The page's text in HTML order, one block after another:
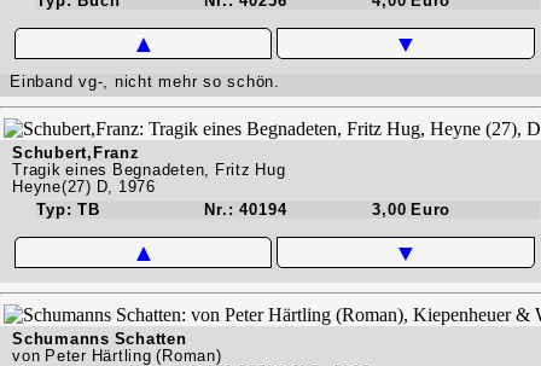
▲ ▼
Einband vg-, nicht mehr so schön.
Schubert,Franz
Tragik eines Begnadeten, Fritz Hug
Heyne(27) D, 1976
Typ: TB
Nr.: 40194 3,00 Euro
▲ ▼
Schumanns Schatten
von Peter Härtling (Roman)